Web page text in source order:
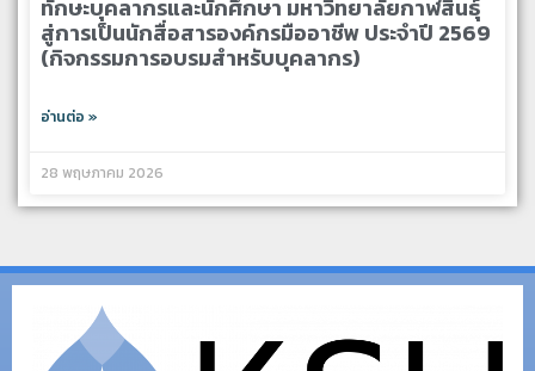
ทักษะบุคลากรและนักศึกษา มหาวิทยาลัยกาฬสินธุ์
สู่การเป็นนักสื่อสารองค์กรมืออาชีพ ประจำปี 2569
(กิจกรรมการอบรมสำหรับบุคลากร)
อ่านต่อ »
28 พฤษภาคม 2026